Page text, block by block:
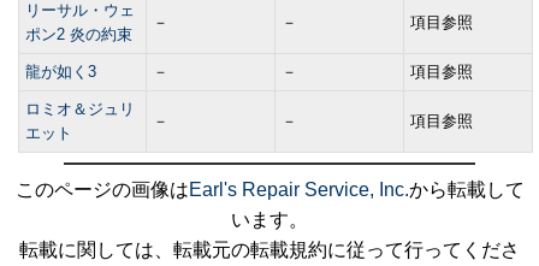
リーサル・ウェ
ポン2 炎の約束
－ － 項目参照
龍が如く3 － － 項目参照
ロミオ＆ジュリ
エット
－ － 項目参照
このページの画像はEarl's Repair Service, Inc.から転載して
います。
転載に関しては、転載元の転載規約に従って行ってくださ